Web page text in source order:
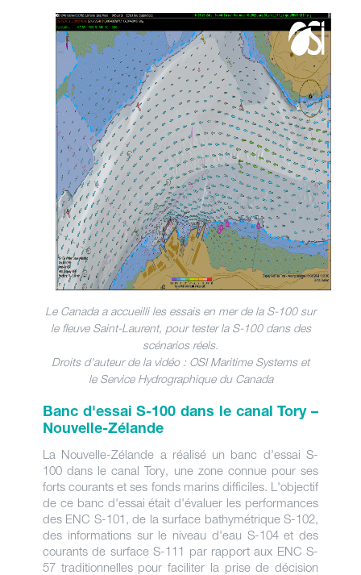
Le Canada a accueilli les essais en mer de la S-100 sur
le fleuve Saint-Laurent, pour tester la S-100 dans des
scénarios réels.
Droits d'auteur de la vidéo : OSI Maritime Systems et
le Service Hydrographique du Canada
Banc d'essai S-100 dans le canal Tory –
Nouvelle-Zélande
La Nouvelle-Zélande a réalisé un banc d'essai S-
100 dans le canal Tory, une zone connue pour ses
forts courants et ses fonds marins difficiles. L'objectif
de ce banc d'essai était d'évaluer les performances
des ENC S-101, de la surface bathymétrique S-102,
des informations sur le niveau d'eau S-104 et des
courants de surface S-111 par rapport aux ENC S-
57 traditionnelles pour faciliter la prise de décision